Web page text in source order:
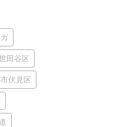
田谷区
伏見区